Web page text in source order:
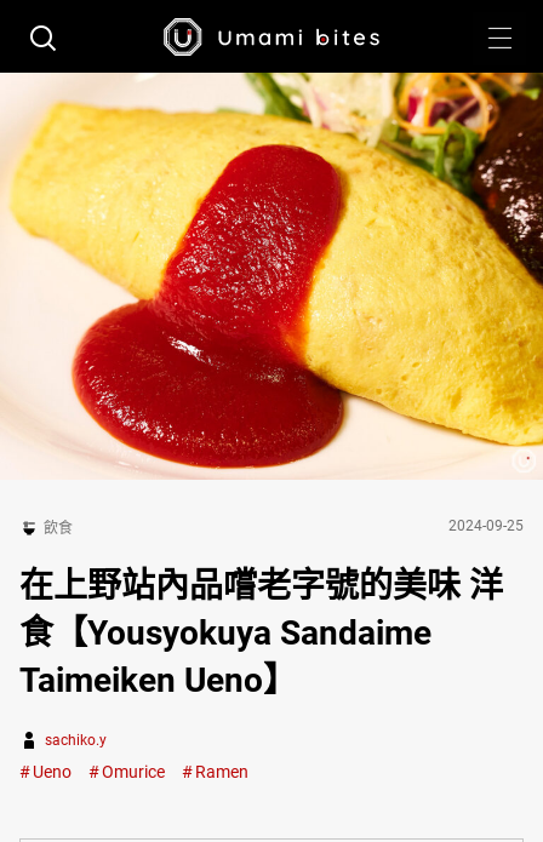
飲食 2024-09-25
在上野站內品嚐老字號的美味 洋
食【Yousyokuya Sandaime
Taimeiken Ueno】
sachiko.y
Ueno Omurice Ramen